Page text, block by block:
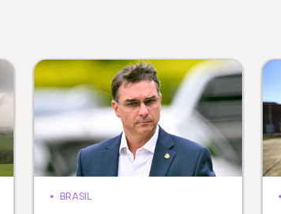
BRASIL